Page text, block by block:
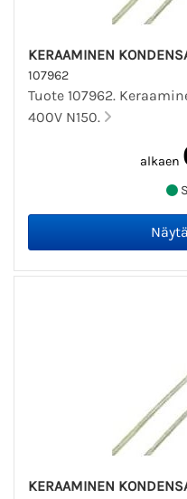
KERAAMINEN
107962
Tuote 107962.
400V N150.
alkaen
KERAAMINEN